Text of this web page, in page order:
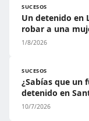
SUCESOS
Un detenido en
robar a una
1/8/2026
SUCESOS
¿Sabías que un
detenido en
10/7/2026